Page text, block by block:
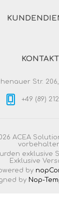
KONTAKT
Str.
+49 (89)
ACEA
exklusive
Exklusive
by
by Nop-